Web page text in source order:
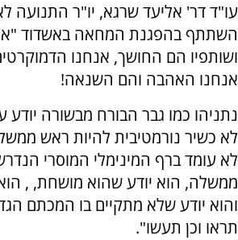
עו"ד דר' אליעד שרגא, יו"ר התנועה
השתתף בהפגנת המחאה באשדוד
ושותפיו הם החושך, אנחנו
אנחנו האהבה והם השנאה!
נתניהו כמו גבר הבורח מבשורה יודע
לא כשיר נורמטיבית להיות ראש
לא עומד ברף המינימלי המוסרי
ממשלה, הוא יודע שהוא מושחת, , הוא
והוא יודע שלא מתקיים בו המכתם
תראו וכן תעשו".